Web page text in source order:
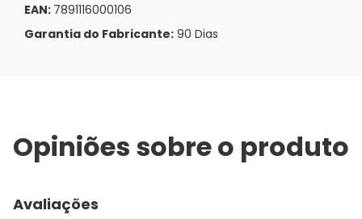
EAN: 7891116000106
Garantia do Fabricante: 90 Dias
Opiniões sobre o produto
Avaliações